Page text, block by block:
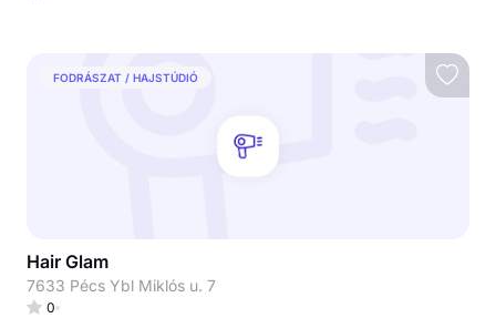
FODRÁSZAT / HAJSTÚDIÓ
Hair Glam
7633 Pécs Ybl Miklós u. 7
0